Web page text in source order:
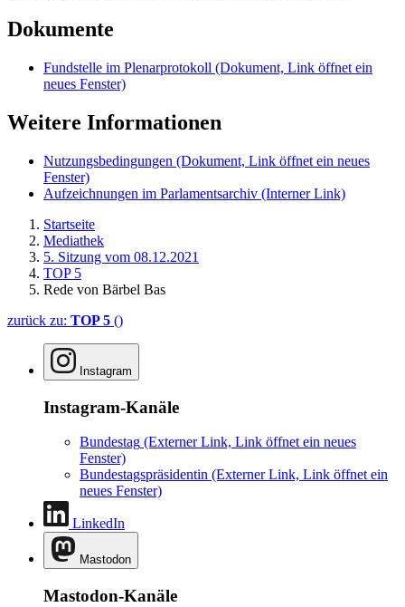
Dokumente
Fundstelle im Plenarprotokoll (Dokument, Link öffnet ein
neues Fenster)
Weitere Informationen
Nutzungsbedingungen (Dokument, Link öffnet ein neues
Fenster)
Aufzeichnungen im Parlamentsarchiv (Interner Link)
Startseite
Mediathek
5. Sitzung vom 08.12.2021
TOP 5
Rede von Bärbel Bas
zurück zu: TOP 5 ()
Instagram
Instagram-Kanäle
Bundestag (Externer Link, Link öffnet ein neues
Fenster)
Bundestagspräsidentin (Externer Link, Link öffnet ein
neues Fenster)
LinkedIn
Mastodon
Mastodon-Kanäle